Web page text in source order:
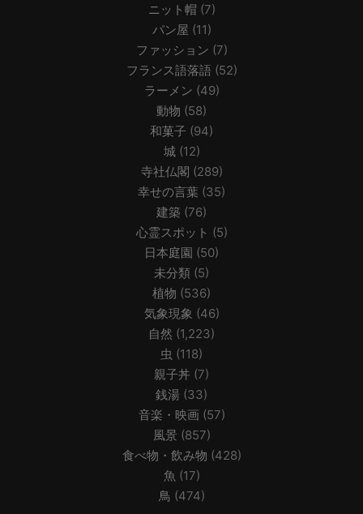
ニット帽 (7)
パン屋 (11)
ファッション (7)
フランス語落語 (52)
ラーメン (49)
動物 (58)
和菓子 (94)
城(12)
寺社仏閣 (289)
幸せの言葉 (35)
建築 (76)
心霊スポット (5)
日本庭園 (50)
未分類 (5)
植物 (536)
気象現象 (46)
自然 (1,223)
虫 (118)
親子丼 (7)
銭湯 (33)
音楽・映画 (57)
風景(857)
食べ物・飲み物 (428)
魚 (17)
鳥 (474)